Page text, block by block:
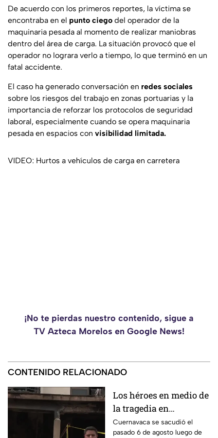
De acuerdo con los primeros reportes, la víctima se
encontraba en el punto ciego del operador de la
maquinaria pesada al momento de realizar maniobras
dentro del área de carga. La situación provocó que el
operador no lograra verlo a tiempo, lo que terminó en un
fatal accidente.
El caso ha generado conversación en redes sociales
sobre los riesgos del trabajo en zonas portuarias y la
importancia de reforzar los protocolos de seguridad
laboral, especialmente cuando se opera maquinaria
pesada en espacios con visibilidad limitada.
VIDEO: Hurtos a vehículos de carga en carretera
¡No te pierdas nuestro contenido, sigue a
TV Azteca Morelos en Google News!
CONTENIDO RELACIONADO
Los héroes en medio de
la tragedia en
Cuernavaca
Cuernavaca se sacudió el
pasado 6 de agosto luego de